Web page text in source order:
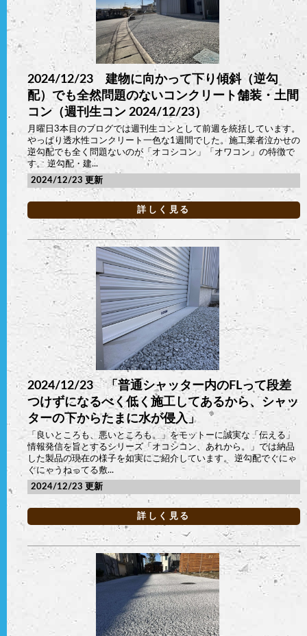
2024/12/23 建物に向かって下り傾斜（逆勾
配）でも全然問題のないコンクリート舗装・土間
コン（週刊生コン 2024/12/23）
月曜日3本目のブログでは週刊生コンとして前週を統括しています。
やっぱり透水性コンクリート一色な1週間でした。施工業者泣かせの
逆勾配でも全く問題ないのが「オコシコン」「オワコン」の特徴で
す。 逆勾配・建...
2024/12/23
詳しく見る
2024/12/23 「普通シャッター内のFLって段差
つけずになるべく低く施工してあるから、シャッ
ターの下からたまに水が侵入」
「良いところも、悪いところも。」をモットーに誠実な「伝える」
情報発信を旨とするシリーズ「オコシコン、あれから。」では納品
した製品の現在の様子を如実にご紹介しています。 逆勾配でぐにゃ
ぐにゃうねってる敷...
2024/12/23
詳しく見る